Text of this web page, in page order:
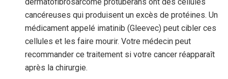
dermatofibrosarcome protuberans ont des cellules
cancéreuses qui produisent un excès de protéines. Un
médicament appelé imatinib (Gleevec) peut cibler ces
cellules et les faire mourir. Votre médecin peut
recommander ce traitement si votre cancer réapparaît
après la chirurgie.